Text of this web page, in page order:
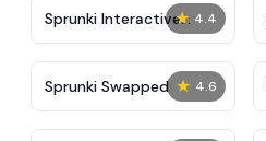
★ 4.4
Sprunki Interactive
Tunner
★ 4.6
Sprunki Swapped